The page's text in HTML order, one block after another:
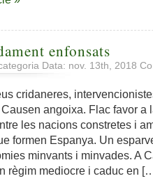
enfonsats
Data: nov. 13th, 2018
cridaneres,
angoixa. Flac favor a
les nacions constretes i
formen Espanya. Un
minvants i minvades. A
règim mediocre i caduc en